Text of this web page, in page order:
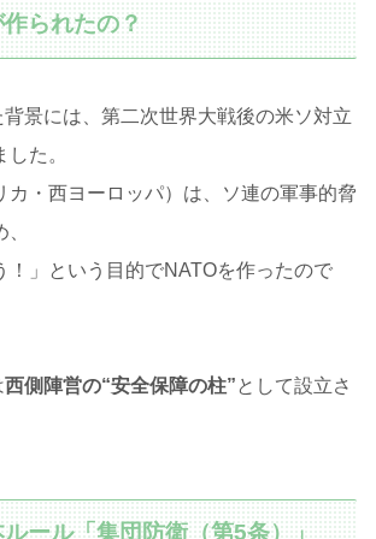
られたの？
景には、第二次世界大戦後の米ソ対立
した。
カ・西ヨーロッパ）は、ソ連の軍事的脅
！」という目的でNATOを作ったので
西側陣営の“安全保障の柱”として設立さ
ール「集団防衛（第5条）」